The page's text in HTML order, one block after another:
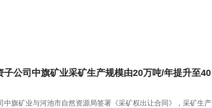
公司中旗矿业采矿生产规模由20万吨/年提升至40
旗矿业与河池市自然资源局签署《采矿权出让合同》，采矿生产